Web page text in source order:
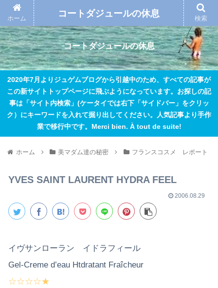
コートダジュールの休息
2020年7月よりジュゲムブログから引越中のため、すべての記事が
この新サイトトップページに飛ぶようになっています。お探しの記
事は「サイト内検索」(ケータイでは右下「サイドバー」をクリッ
ク）にキーワードを入れて掘り出してください。人気記事より手作
業で移行中です。Merci bien. À tout de suite!
ホーム 美マダム達の秘密 フランスコスメ レポート
YVES SAINT LAURENT HYDRA FEEL
2006.08.29
イヴサンローラン イドラフィール
Gel-Creme d’eau Htdratant Fraîcheur
☆☆☆☆★
ホーム コートダジュールの休息 検索